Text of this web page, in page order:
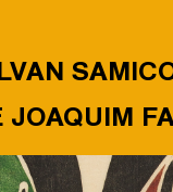
JOAQUIM